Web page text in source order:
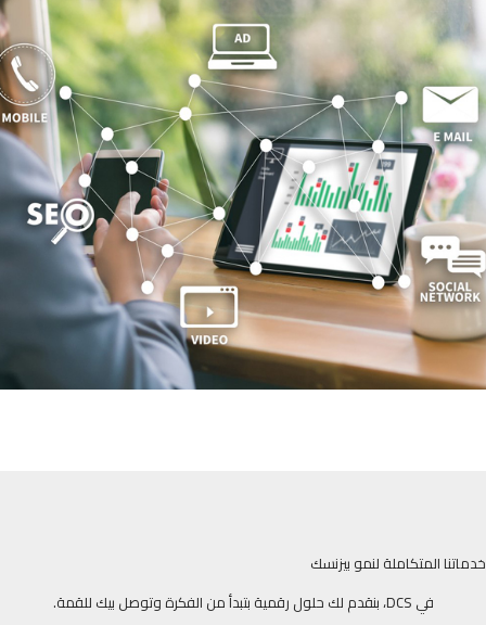
خدماتنا المتكاملة لنمو بيزنسك
في DCS، بنقدم لك حلول رقمية بتبدأ من الفكرة وتوصل بيك للقمة.